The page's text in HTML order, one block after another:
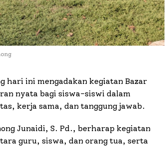
hari ini mengadakan kegiatan Bazar
nyata bagi siswa-siswi dalam
kerja sama, dan tanggung jawab.
Junaidi, S. Pd., berharap kegiatan
guru, siswa, dan orang tua, serta